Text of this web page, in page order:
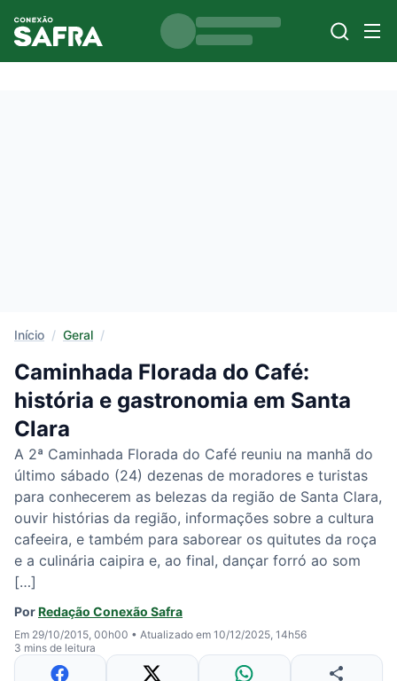
Início / Geral /
Caminhada Florada do Café:
história e gastronomia em Santa
Clara
A 2ª Caminhada Florada do Café reuniu na manhã do
último sábado (24) dezenas de moradores e turistas
para conhecerem as belezas da região de Santa Clara,
ouvir histórias da região, informações sobre a cultura
cafeeira, e também para saborear os quitutes da roça
e a culinária caipira e, ao final, dançar forró ao som
[…]
PorRedação Conexão Safra
Em 29/10/2015, 00h00 • Atualizado em 10/12/2025, 14h56
3 mins de leitura